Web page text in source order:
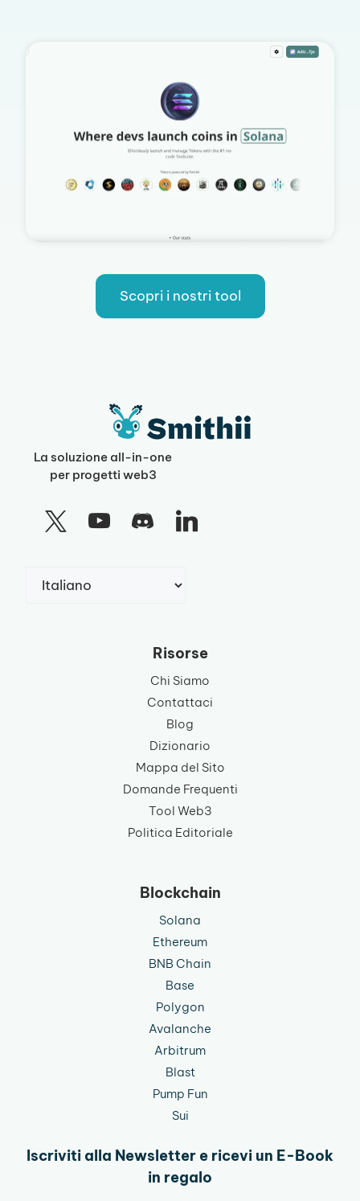
Scopri i nostri tool
La soluzione all-in-one
per progetti web3
Scegli
una
Risorse
Chi Siamo
Contattaci
Blog
Dizionario
Mappa del Sito
Domande Frequenti
Tool Web3
Politica Editoriale
Blockchain
Solana
Ethereum
BNB Chain
Base
Polygon
Avalanche
Arbitrum
Blast
Pump Fun
Sui
Iscriviti alla Newsletter e ricevi un E-Book
in regalo